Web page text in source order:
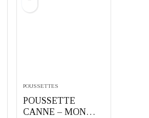
POUSSETTES
POUSSETTE
CANNE – MON